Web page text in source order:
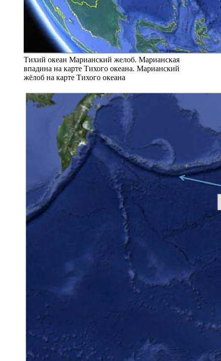
Тихий океан Марианский желоб. Марианская
впадина на карте Тихого океана. Марианский
жёлоб на карте Тихого океана